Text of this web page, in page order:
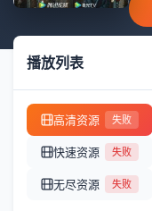
播放列表
高清资源 失败
快速资源 失败
无尽资源 失败